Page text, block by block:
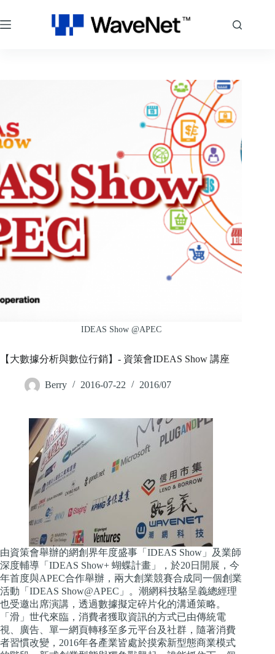
至
主
IDEAS Show @APEC
【大數據分析與數位行銷】- 資策會IDEAS Show 講座
Berry 2016-07-22 2016/07
由資策會舉辦的網創界年度盛事「IDEAS Show」及業師
深度輔導「IDEAS Show+ 蝴蝶計畫」，於20日開展，今
年首度與APEC合作舉辦，兩大創業競賽合成同一個創業
活動「IDEAS Show@APEC」。潮網科技駱呈義總經理
也受邀出席演講，透過數據擬定碎片化的溝通策略。
「滑」世代來臨，消費者獲取資訊的方式已由傳統電
視、廣告、單一網頁轉移至多元平台及社群，隨著消費
者習慣改變，2016年各產業皆處於摸索新型態商業模式